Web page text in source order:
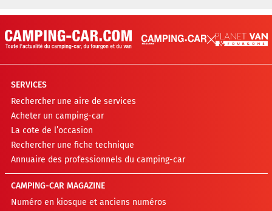
SERVICES
Rechercher une aire de services
Acheter un camping-car
La cote de l’occasion
Rechercher une fiche technique
Annuaire des professionnels du camping-car
CAMPING-CAR MAGAZINE
Numéro en kiosque et anciens numéros